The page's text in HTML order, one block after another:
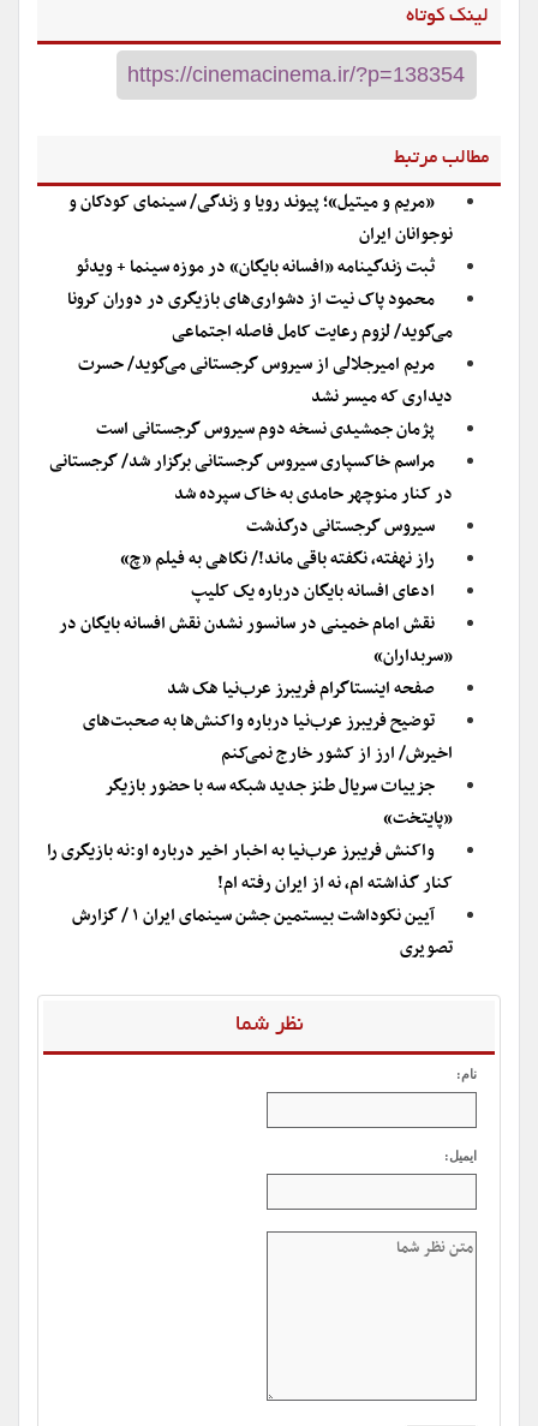
لینک کوتاه
مطالب مرتبط
«مریم و میتیل»؛ پیوند رویا و زندگی/ سینمای کودکان و
نوجوانان ایران
ثبت زندگینامه «افسانه بایگان» در موزه سینما + ویدئو
محمود پاک نیت از دشواری‌های بازیگری در دوران کرونا
می‌گوید/ لزوم رعایت کامل فاصله اجتماعی
مریم امیرجلالی از سیروس گرجستانی می‌گوید/ حسرت
دیداری که میسر نشد
پژمان جمشیدی نسخه دوم سیروس گرجستانی است
مراسم خاکسپاری سیروس گرجستانی برگزار شد/ گرجستانی
در کنار منوچهر حامدی به خاک سپرده شد
سیروس گرجستانی درگذشت
راز نهفته، نگفته باقی ماند!/ نگاهی به فیلم «چ»
ادعای افسانه بایگان درباره یک کلیپ
نقش امام خمینی در سانسور نشدن نقش افسانه بایگان در
«سربداران»
صفحه اینستاگرام فریبرز عرب‌نیا هک شد
توضیح فریبرز عرب‌نیا درباره واکنش‌ها به صحبت‌های
اخیرش/ ارز از کشور خارج نمی‌کنم
جزییات سریال طنز جدید شبکه سه با حضور بازیگر
«پایتخت»
واکنش فریبرز عرب‌نیا به اخبار اخیر درباره او:نه بازیگری را
کنار گذاشته ام، نه از ایران رفته ام!
آیین نکوداشت بیستمین جشن سینمای ایران ۱ / گزارش
تصویری
نظر شما
نام:
ایمیل: